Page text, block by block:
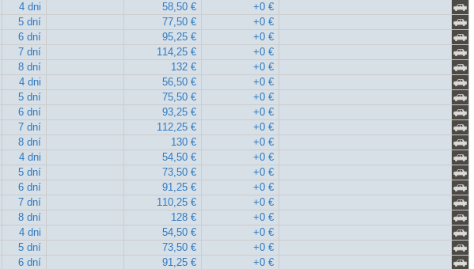
4 dni 58,50 €
+0 €
5 dní 77,50 €
+0 €
6 dní 95,25 €
+0 €
7 dní 114,25 €
+0 €
8 dní 132 €
+0 €
4 dni 56,50 €
+0 €
5 dní 75,50 €
+0 €
6 dní 93,25 €
+0 €
7 dní 112,25 €
+0 €
8 dní 130 €
+0 €
4 dni 54,50 €
+0 €
5 dní 73,50 €
+0 €
6 dní 91,25 €
+0 €
7 dní 110,25 €
+0 €
8 dní 128 €
+0 €
4 dni 54,50 €
+0 €
5 dní 73,50 €
+0 €
6 dní 91,25 €
+0 €